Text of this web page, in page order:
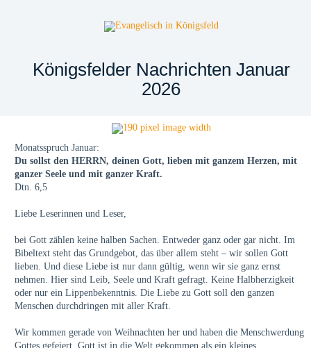
Königsfelder Nachrichten Januar
2026
Monatsspruch Januar:
Du sollst den HERRN, deinen Gott, lieben mit ganzem Herzen, mit
ganzer Seele und mit ganzer Kraft.
Dtn. 6,5
Liebe Leserinnen und Leser,
bei Gott zählen keine halben Sachen. Entweder ganz oder gar nicht. Im
Bibeltext steht das Grundgebot, das über allem steht – wir sollen Gott
lieben. Und diese Liebe ist nur dann gültig, wenn wir sie ganz ernst
nehmen. Hier sind Leib, Seele und Kraft gefragt. Keine Halbherzigkeit
oder nur ein Lippenbekenntnis. Die Liebe zu Gott soll den ganzen
Menschen durchdringen mit aller Kraft.
Wir kommen gerade von Weihnachten her und haben die Menschwerdung
Gottes gefeiert. Gott ist in die Welt gekommen als ein kleines,